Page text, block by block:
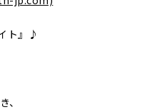
ト』♪
、